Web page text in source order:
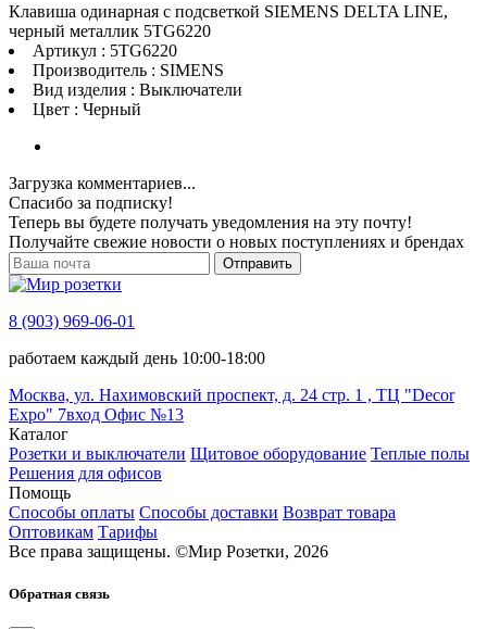
Клавиша одинарная с подсветкой SIEMENS DELTA LINE,
черный металлик 5TG6220
Артикул : 5TG6220
Производитель : SIMENS
Вид изделия : Выключатели
Цвет : Черный
Загрузка комментариев...
Спасибо за подписку!
Теперь вы будете получать уведомления на эту почту!
Получайте свежие новости о новых поступлениях и брендах
Отправить
8 (903) 969-06-01
работаем каждый день 10:00-18:00
Москва, ул. Нахимовский проспект, д. 24 стр. 1 , ТЦ "Decor
Expo" 7вход Офис №13
Каталог
Розетки и выключатели Щитовое оборудование Теплые полы
Решения для офисов
Помощь
Способы оплаты Способы доставки Возврат товара
Оптовикам Тарифы
Все права защищены. ©Мир Розетки, 2026
Обратная связь